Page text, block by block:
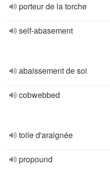
porteur de la torche
self-abasement
abaissement de soi
cobwebbed
toile d'araignée
propound